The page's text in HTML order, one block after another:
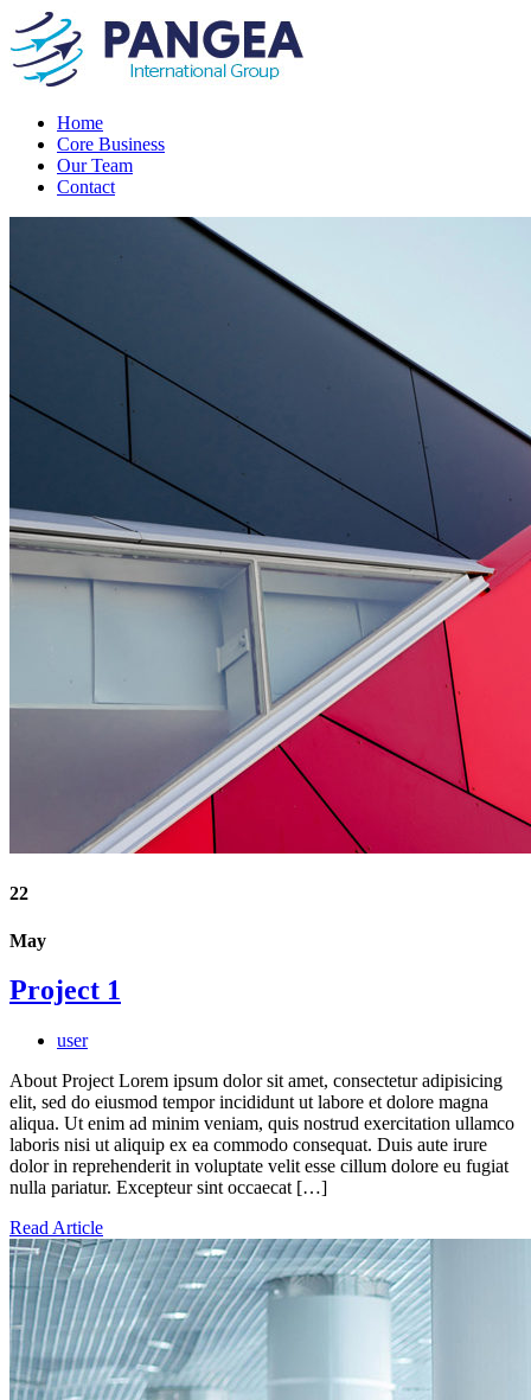
Home
Core Business
Our Team
Contact
22
May
Project 1
user
About Project Lorem ipsum dolor sit amet, consectetur adipisicing
elit, sed do eiusmod tempor incididunt ut labore et dolore magna
aliqua. Ut enim ad minim veniam, quis nostrud exercitation ullamco
laboris nisi ut aliquip ex ea commodo consequat. Duis aute irure
dolor in reprehenderit in voluptate velit esse cillum dolore eu fugiat
nulla pariatur. Excepteur sint occaecat […]
Read Article